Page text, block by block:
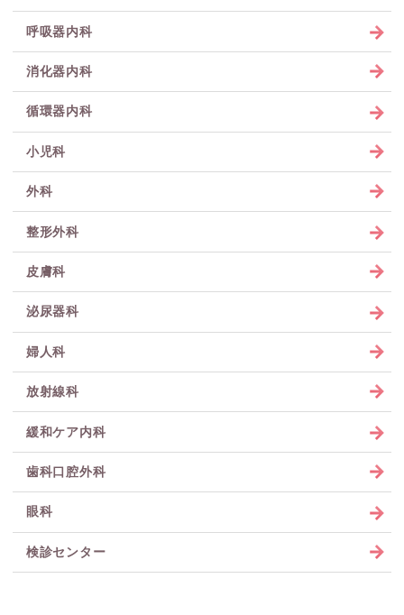
呼吸器内科
消化器内科
循環器内科
小児科
外科
整形外科
皮膚科
泌尿器科
婦人科
放射線科
緩和ケア内科
歯科口腔外科
眼科
検診センター